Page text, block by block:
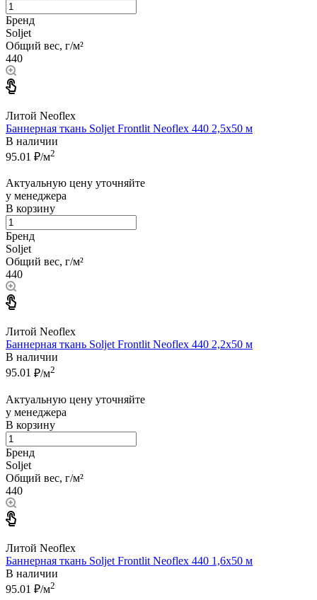
Бренд
Soljet
Общий вес, г/м²
440
Литой Neoflex
Баннерная ткань Soljet Frontlit Neoflex 440 2,5x50 м
В наличии
95.01 ₽/м2
Актуальную цену уточняйте
у менеджера
В корзину
Бренд
Soljet
Общий вес, г/м²
440
Литой Neoflex
Баннерная ткань Soljet Frontlit Neoflex 440 2,2x50 м
В наличии
95.01 ₽/м2
Актуальную цену уточняйте
у менеджера
В корзину
Бренд
Soljet
Общий вес, г/м²
440
Литой Neoflex
Баннерная ткань Soljet Frontlit Neoflex 440 1,6x50 м
В наличии
95.01 ₽/м2